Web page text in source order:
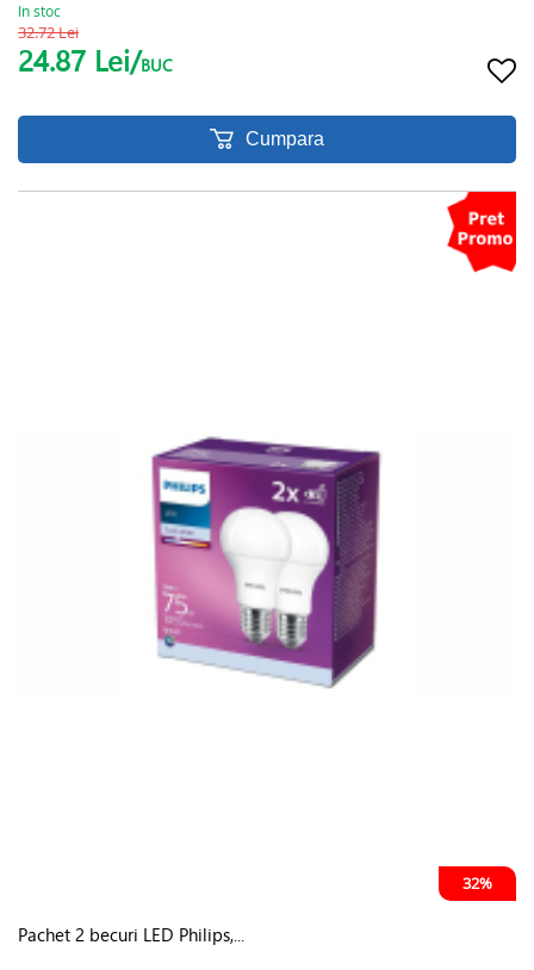
In stoc
32.72 Lei
24.87 Lei/BUC
Cumpara
32%
Pachet 2 becuri LED Philips,...